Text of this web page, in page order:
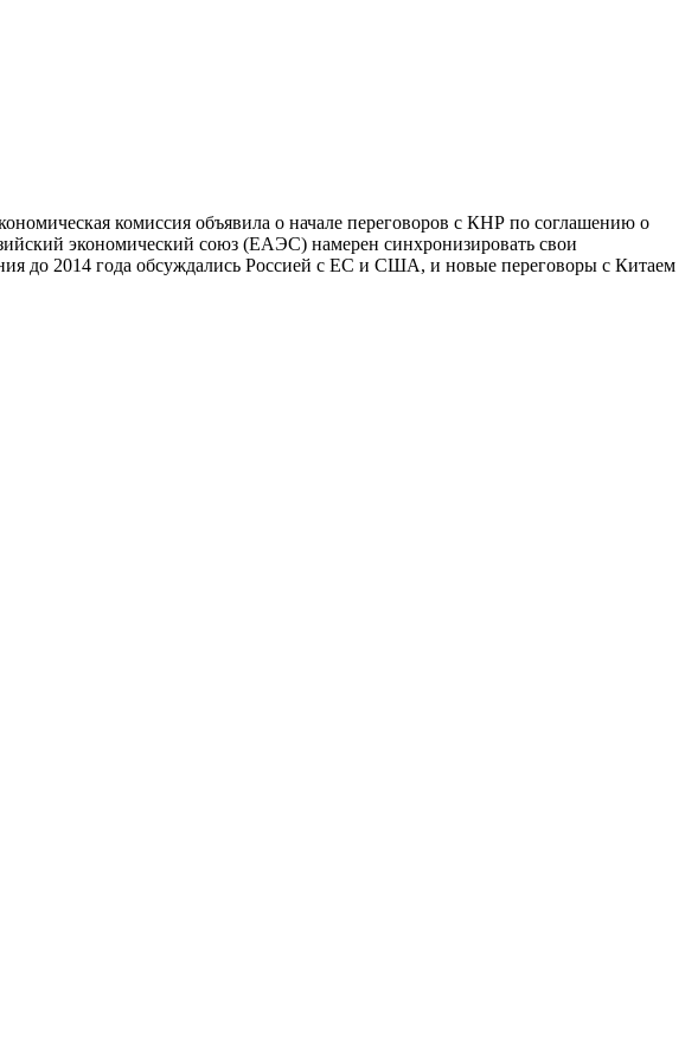
комиссия объявила о начале переговоров с КНР по соглашению о
экономический союз (ЕАЭС) намерен синхронизировать свои
до 2014 года обсуждались Россией с ЕС и США, и новые переговоры с Китаем